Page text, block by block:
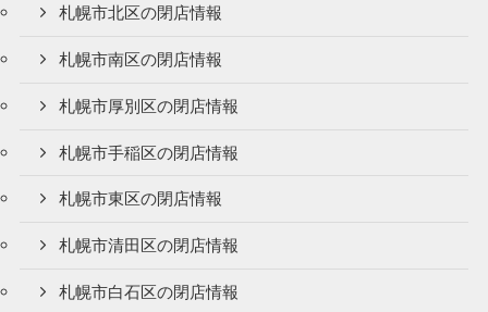
札幌市北区の閉店情報
札幌市南区の閉店情報
札幌市厚別区の閉店情報
札幌市手稲区の閉店情報
札幌市東区の閉店情報
札幌市清田区の閉店情報
札幌市白石区の閉店情報